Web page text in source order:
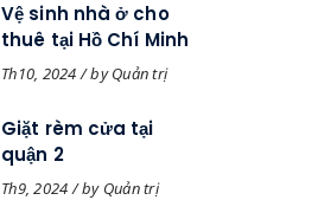
Vệ sinh nhà ở cho
thuê tại Hồ Chí Minh
Th10, 2024 / by Quản trị
Giặt rèm cửa tại
quận 2
Th9, 2024 / by Quản trị